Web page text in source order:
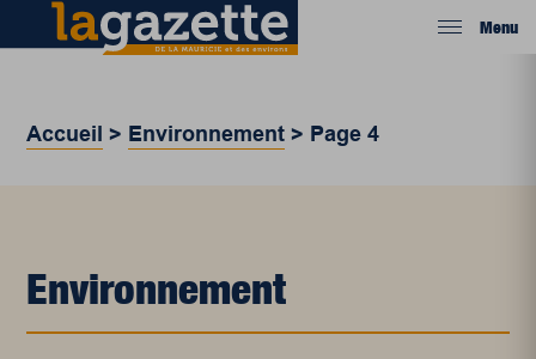
Menu
Accueil > Environnement > Page 4
Environnement